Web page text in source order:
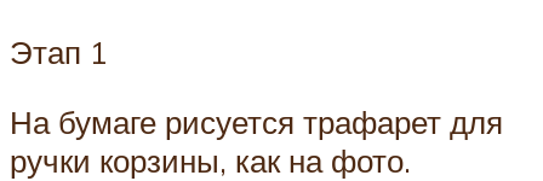
Этап 1
На бумаге рисуется трафарет для
ручки корзины, как на фото.